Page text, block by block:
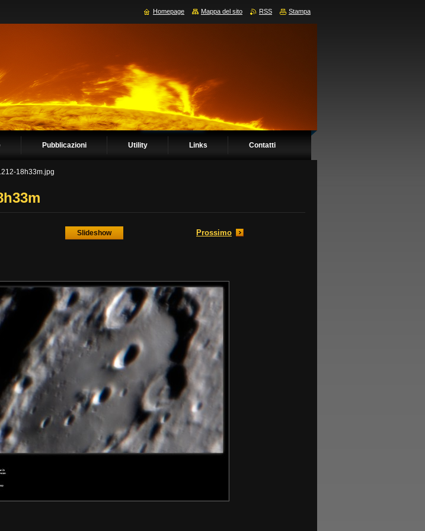
Pubblicazioni Utility Links Contatti
18h33m.jpg
Slideshow Prossimo
Homepage Mappa del sito RSS Stampa